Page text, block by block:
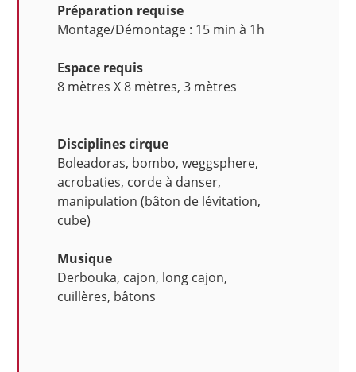
Préparation requise
Montage/Démontage : 15 min à 1h
Espace requis
8 mètres X 8 mètres, 3 mètres
Disciplines cirque
Boleadoras, bombo, weggsphere,
acrobaties, corde à danser,
manipulation (bâton de lévitation,
cube)
Musique
Derbouka, cajon, long cajon,
cuillères, bâtons